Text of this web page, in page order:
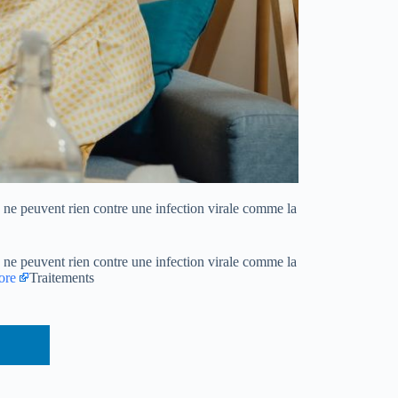
peuvent rien contre une infection virale comme la
peuvent rien contre une infection virale comme la
Traitements